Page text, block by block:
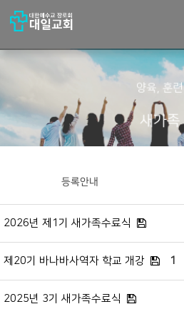
양육, 훈련
새가족
등록안내
2026년 제1기 새가족수료식
제20기 바나바사역자 학교 개강 1
2025년 3기 새가족수료식